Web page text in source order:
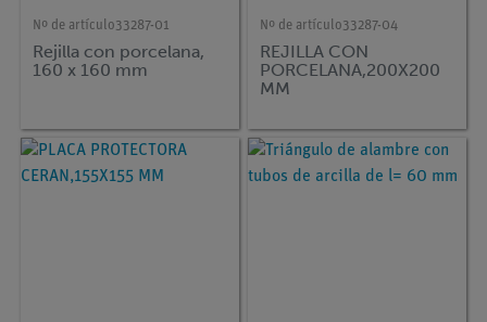
Nº de artículo33287-01
Rejilla con porcelana,
160 x 160 mm
Nº de artículo33287-04
REJILLA CON
PORCELANA,200X200
MM